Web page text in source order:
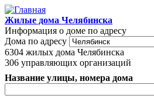
Перейти к основному содержанию
Жилые дома Челябинска
Информация о доме по адресу
Дома по адресу
6304 жилых дома Челябинска
306 управляющих организаций
Название улицы, номера дома